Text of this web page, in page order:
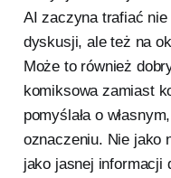
AI zaczyna trafiać
dyskusji, ale też na
Może to również
komiksowa zamiast
pomyślała o
oznaczeniu. Nie jako
jako jasnej informacji